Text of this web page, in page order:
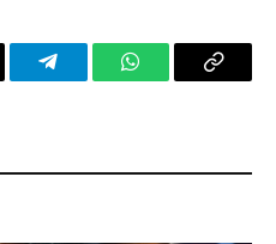
TelegramWhatsAppCopy